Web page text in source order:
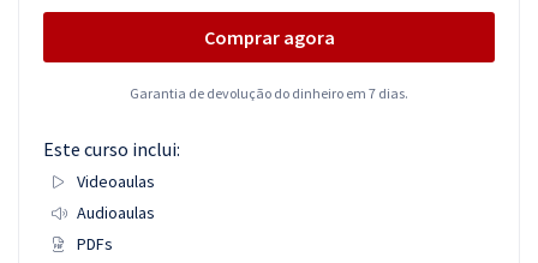
Comprar agora
Garantia de devolução do dinheiro em 7 dias.
Este curso inclui:
Videoaulas
Audioaulas
PDFs